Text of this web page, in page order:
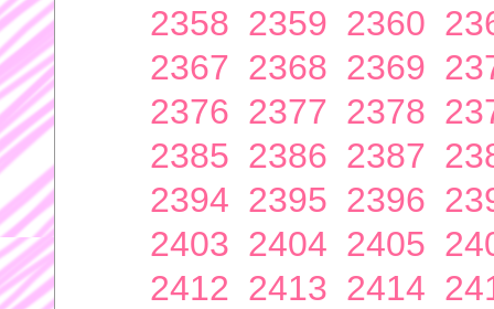
2358 2359 2360
2367 2368 2369
2376 2377 2378
2385 2386 2387
2394 2395 2396
2403 2404 2405
2412 2413 2414